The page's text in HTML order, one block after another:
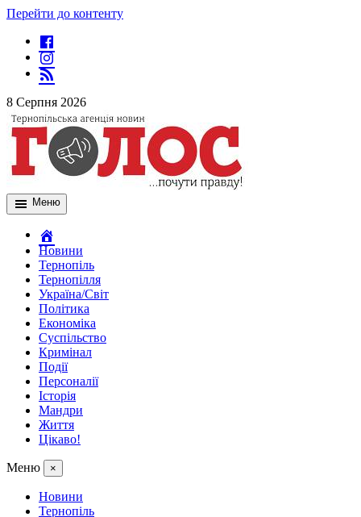
Перейти до контенту
8 Серпня 2026
Меню
Новини
Тернопіль
Тернопілля
Україна/Світ
Політика
Економіка
Суспільство
Кримінал
Події
Персоналії
Історія
Мандри
Життя
Цікаво!
Меню ×
Новини
Тернопіль